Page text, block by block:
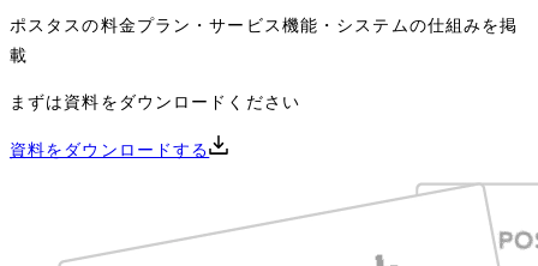
ポスタスの料金プラン・サービス機能・システムの仕組みを掲
載
まずは資料をダウンロードください
資料をダウンロードする